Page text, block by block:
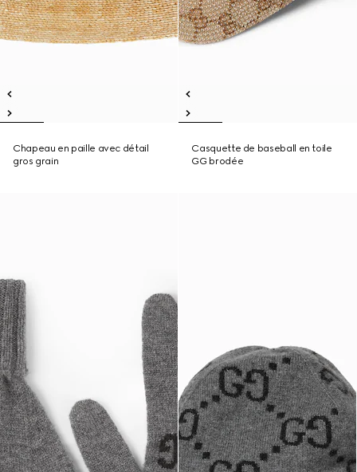
Chapeau en paille avec détail
gros grain
Casquette de baseball en toile
GG brodée